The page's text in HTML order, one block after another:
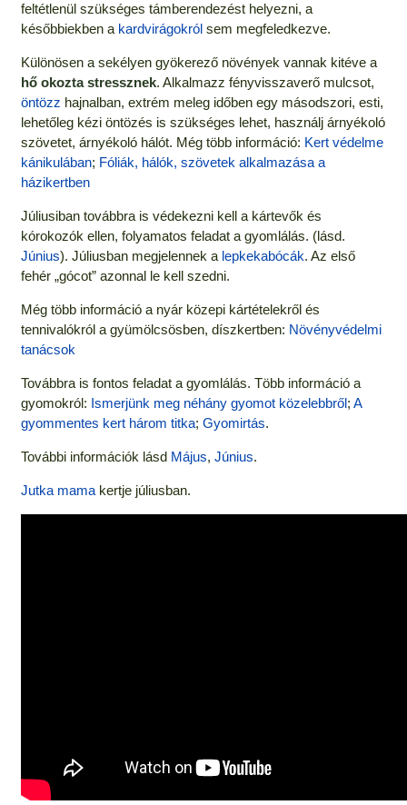
feltétlenül szükséges támberendezést helyezni, a
későbbiekben a kardvirágokrólsem megfeledkezve.
Különösen a sekélyen gyökerező növények vannak kitéve a
hő okozta stressznek. Alkalmazz fényvisszaverő mulcsot,
öntözz hajnalban, extrém meleg időben egy másodszori, esti,
lehetőleg kézi öntözés is szükséges lehet, használj árnyékoló
szövetet, árnyékoló hálót. Még több információ: Kert védelme
kánikulában; Fóliák, hálók, szövetek alkalmazása a
házikertben
Júliusiban továbbra is védekezni kell a kártevők és
kórokozók ellen, folyamatos feladat a gyomlálás. (lásd.
Június). Júliusban megjelennek a lepkekabócák. Az első
fehér „gócot” azonnal le kell szedni.
Még több információ a nyár közepi kártételekről és
tennivalókról a gyümölcsösben, díszkertben: Növényvédelmi
tanácsok
Továbbra is fontos feladat a gyomlálás. Több információ a
gyomokról: Ismerjünk meg néhány gyomot közelebbről; A
gyommentes kert három titka; Gyomirtás.
További információk lásd Május, Június.
Jutka mamakertje júliusban.